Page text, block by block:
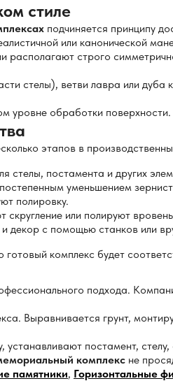
стиле
подчиняется принципу
или канонической
располагают строго
стелы), ветви лавра или
уровне обработки поверхности.
этапов в
стелы, постамента и других
уменьшением
полировку.
или полируют
с помощью станков или
комплекс будет
подхода.
Выравнивается грунт,
постамент,
комплекс не
памятники, Горизонтальные